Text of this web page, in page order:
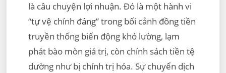
là câu chuyện lợi nhuận. Đó là một hành vi
“tự vệ chính đáng” trong bối cảnh đồng tiền
truyền thống biến động khó lường, lạm
phát bào mòn giá trị, còn chính sách tiền tệ
dường như bị chính trị hóa. Sự chuyển dịch